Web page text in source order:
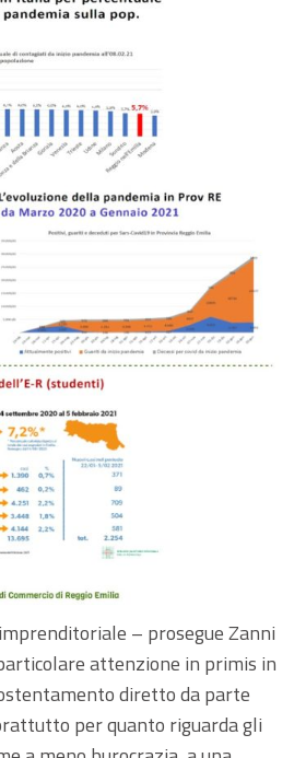
– prosegue Zanni
attenzione in primis in
diretto da parte
per quanto riguarda gli